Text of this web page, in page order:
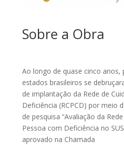
Sobre a Obra
Ao longo de quase cinco anos,
estados brasileiros se
de implantação da Rede de
Deficiência (RCPCD) por meio
de pesquisa “Avaliação da
Pessoa com Deficiência no
aprovado na Chamada